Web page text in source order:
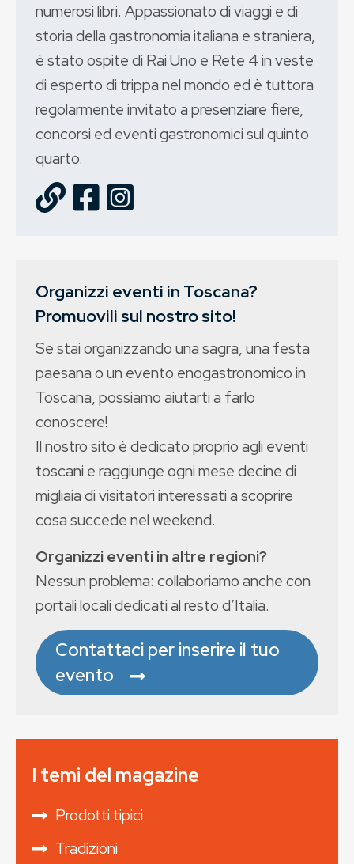
numerosi libri. Appassionato di viaggi e di
storia della gastronomia italiana e straniera,
è stato ospite di Rai Uno e Rete 4 in veste
di esperto di trippa nel mondo ed è tuttora
regolarmente invitato a presenziare fiere,
concorsi ed eventi gastronomici sul quinto
quarto.
Organizzi eventi in Toscana?
Promuovili sul nostro sito!
Se stai organizzando una sagra, una festa
paesana o un evento enogastronomico in
Toscana, possiamo aiutarti a farlo
conoscere!
Il nostro sito è dedicato proprio agli eventi
toscani e raggiunge ogni mese decine di
migliaia di visitatori interessati a scoprire
cosa succede nel weekend.
Organizzi eventi in altre regioni?
Nessun problema: collaboriamo anche con
portali locali dedicati al resto d’Italia.
Contattaci per inserire il tuo
evento
I temi del magazine
Prodotti tipici
Tradizioni